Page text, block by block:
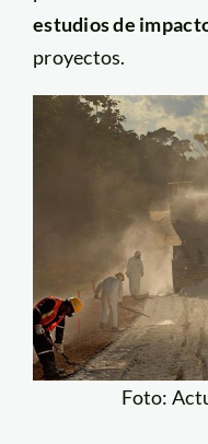
estudios de
proyectos.
Foto: